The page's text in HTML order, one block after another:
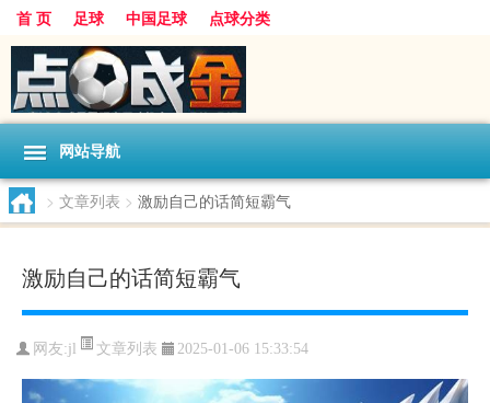
首 页 足球 中国足球 点球分类
网站导航
> 文章列表 > 激励自己的话简短霸气
激励自己的话简短霸气
网友:jl 文章列表 2025-01-06 15:33:54